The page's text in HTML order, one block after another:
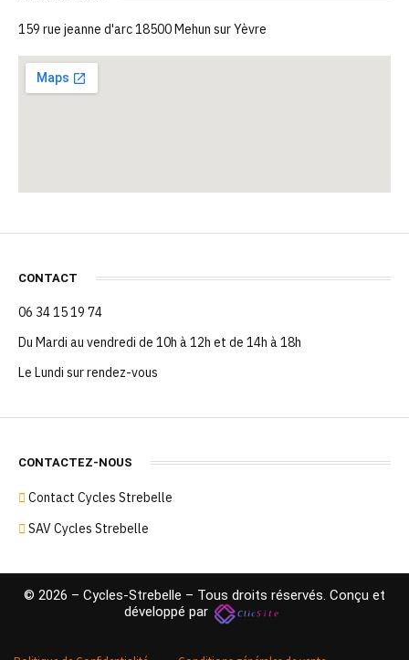
159 rue jeanne d'arc 18500 Mehun sur Yèvre
CONTACT
06 34 15 19 74
Du Mardi au vendredi de 10h à 12h et de 14h à 18h
Le Lundi sur rendez-vous
CONTACTEZ-NOUS
Contact Cycles Strebelle
SAV Cycles Strebelle
© 2026 – Cycles-Strebelle – Tous droits réservés. Conçu et
développé par